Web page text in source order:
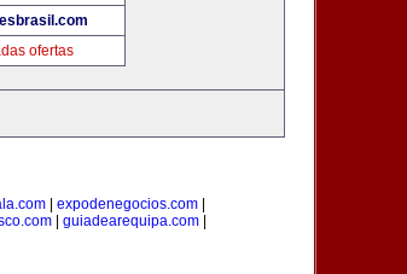
ofertas
expodenegocios.com
guiadearequipa.com